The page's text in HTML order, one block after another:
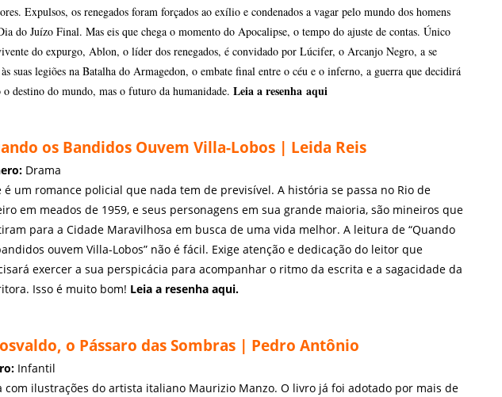
Expulsos, os renegados foram forçados ao exílio e condenados a vagar pelo mundo dos homens
do Juízo Final. Mas eis que chega o momento do Apocalipse, o tempo do ajuste de contas. Único
do expurgo, Ablon, o líder dos renegados, é convidado por Lúcifer, o Arcanjo Negro, a se
suas legiões na Batalha do Armagedon, o embate final entre o céu e o inferno, a guerra que decidirá
o destino do mundo, mas o futuro da humanidade. Leia a resenha aqui
os Bandidos Ouvem Villa-Lobos | Leida Reis
Drama
é um romance policial que nada tem de previsível. A história se passa no Rio de
em meados de 1959, e seus personagens em sua grande maioria, são mineiros que
para a Cidade Maravilhosa em busca de uma vida melhor. A leitura de “Quando
ouvem Villa-Lobos” não é fácil. Exige atenção e dedicação do leitor que
exercer a sua perspicácia para acompanhar o ritmo da escrita e a sagacidade da
Isso é muito bom! Leia a resenha aqui.
o Pássaro das Sombras | Pedro Antônio
Infantil
com ilustrações do artista italiano Maurizio Manzo. O livro já foi adotado por mais de